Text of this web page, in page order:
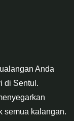
Anda
di Sentul.
semua kalangan.